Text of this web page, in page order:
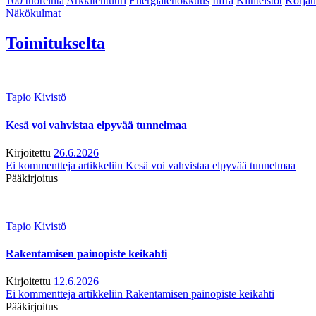
Näkökulmat
Toimitukselta
Tapio Kivistö
Kesä voi vahvistaa elpyvää tunnelmaa
Kirjoitettu 26.6.2026
Ei kommentteja artikkeliin Kesä voi vahvistaa elpyvää tunnelmaa
Pääkirjoitus
Tapio Kivistö
Rakentamisen painopiste keikahti
Kirjoitettu 12.6.2026
Ei kommentteja artikkeliin Rakentamisen painopiste keikahti
Pääkirjoitus